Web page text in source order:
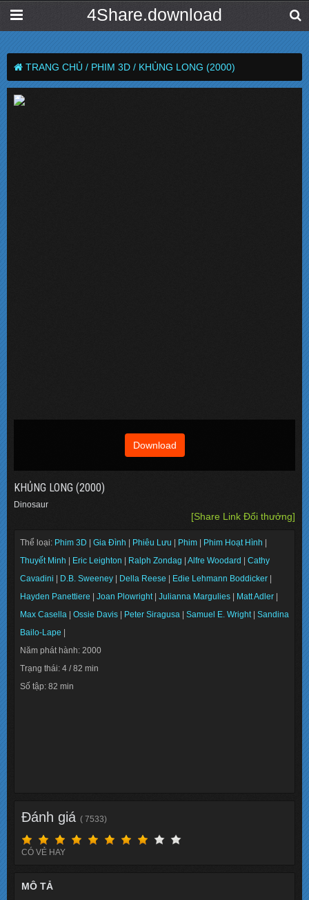
4Share.download
TRANG CHỦ / PHIM 3D / KHỦNG LONG (2000)
Download
KHỦNG LONG (2000)
Dinosaur
[Share Link Đổi thưởng]
Thể loại: Phim 3D Gia Đình Phiêu Lưu Phim Phim Hoạt Hình
Thuyết Minh
Eric Leighton Ralph Zondag Alfre Woodard
Cathy
Cavadini
D.B. Sweeney Della Reese Edie Lehmann Boddicker
Hayden Panettiere
Joan Plowright Julianna Margulies Matt Adler
Max Casella
Ossie Davis Peter Siragusa Samuel E. Wright Sandina
Bailo-Lape
Năm phát hành: 2000
Trạng thái: 4 / 82 min
Số tập: 82 min
Đánh giá ( 7533)
CÓ VẺ HAY
MÔ TẢ